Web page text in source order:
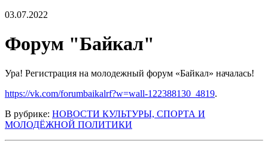
03.07.2022
Форум "Байкал"
Ура! Регистрация на молодежный форум «Байкал» началась!
https://vk.com/forumbaikalrf?w=wall-122388130_4819.
В рубрике: НОВОСТИ КУЛЬТУРЫ, СПОРТА И
МОЛОДЁЖНОЙ ПОЛИТИКИ